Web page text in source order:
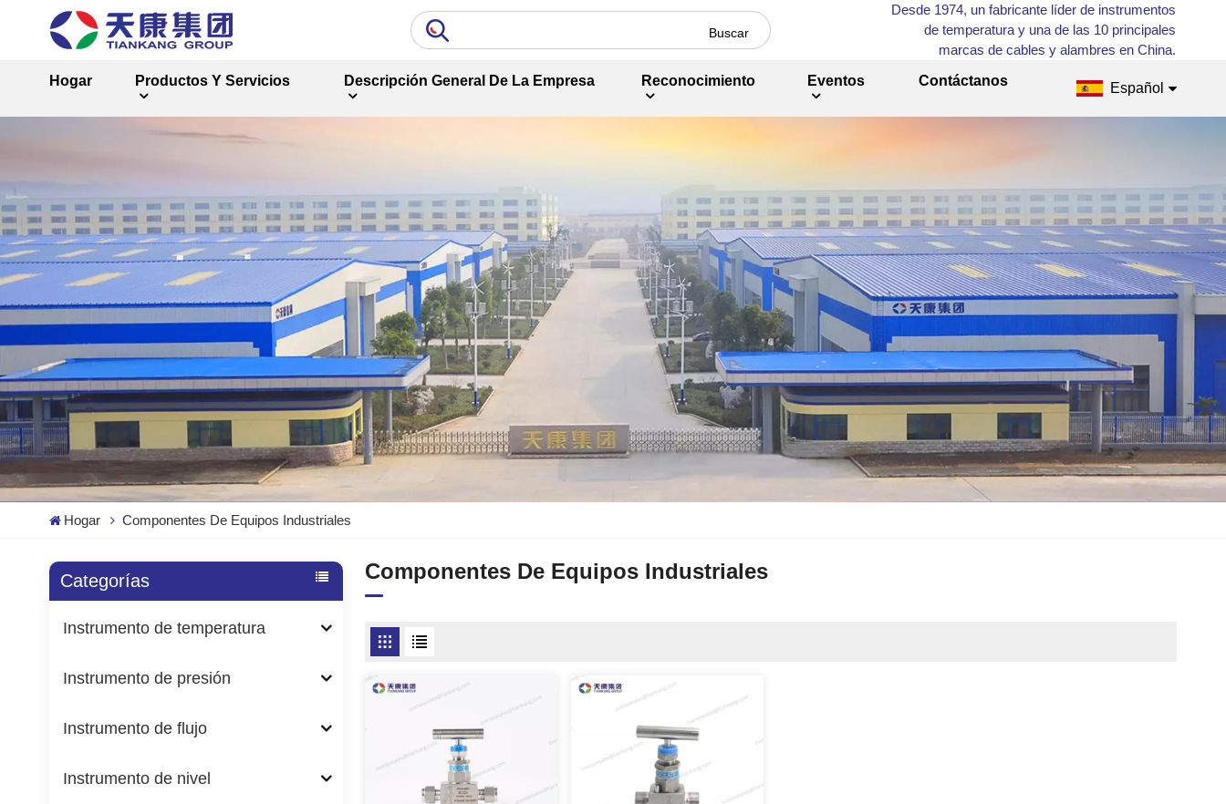
Desde 1974, un fabricante líder de instrumentos
de temperatura y una de las 10 principales
marcas de cables y alambres en China.
Hogar
Productos Y Servicios Descripción General De La Empresa Reconocimiento Eventos Contáctanos Español
Français
Русский
Español
Hogar Componentes De Equipos Industriales
Categorías
Instrumento de temperatura
Instrumento de presión
Instrumento de flujo
Instrumento de nivel
Componentes De Equipos Industriales